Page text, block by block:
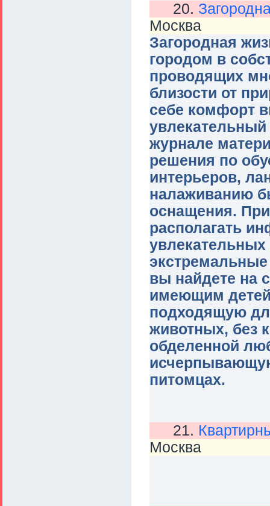
20.
Москва
Загородная
городом в
проводящих
близости от
себе комфорт
журнале
решения по
интерьеров,
налаживанию
оснащения.
располагать
увлекательных
вы найдете на
имеющим
подходящую
животных, без
обделенной
питомцах.
21.
Москва